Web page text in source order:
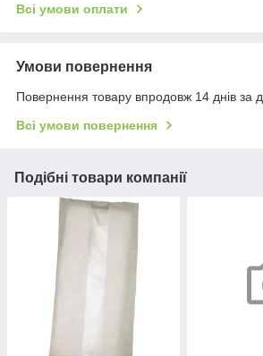
Всі умови оплати
Умови повернення
Повернення товару впродовж 14 днів за
Всі умови повернення
Подібні товари компанії